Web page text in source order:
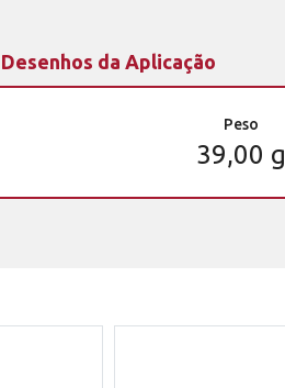
Desenhos da Aplicação
Peso
39,00 g